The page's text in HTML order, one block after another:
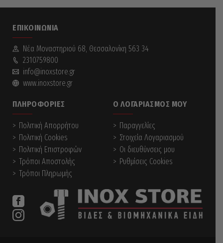
ΕΠΙΚΟΙΝΩΝΊΑ
Νέα Mοναστηριού 68, Θεσσαλονίκη 563 34
2310759800
info@inoxstore.gr
www.inoxstore.gr
ΠΛΗΡΟΦΟΡΊΕΣ
Πολιτική Απορρήτου
Πολιτική Cookies
Πολιτική Επιστροφών
Τρόποι Αποστολής
Τρόποι Πληρωμής
Ο ΛΟΓΑΡΙΑΣΜΌΣ ΜΟΥ
Παραγγελίες
Στοιχεία Λογαριασμού
Οι διευθύνσεις μου
Ρυθμίσεις Cookies